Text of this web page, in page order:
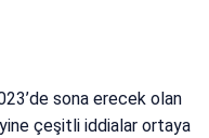
sona erecek olan
çeşitli iddialar ortaya